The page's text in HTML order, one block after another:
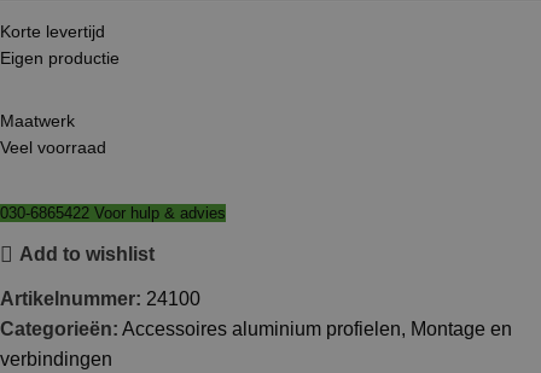
Korte levertijd
Eigen productie
Maatwerk
Veel voorraad
030-6865422 Voor hulp & advies
Add to wishlist
Artikelnummer: 24100
Categorieën: Accessoires aluminium profielen, Montage en
verbindingen